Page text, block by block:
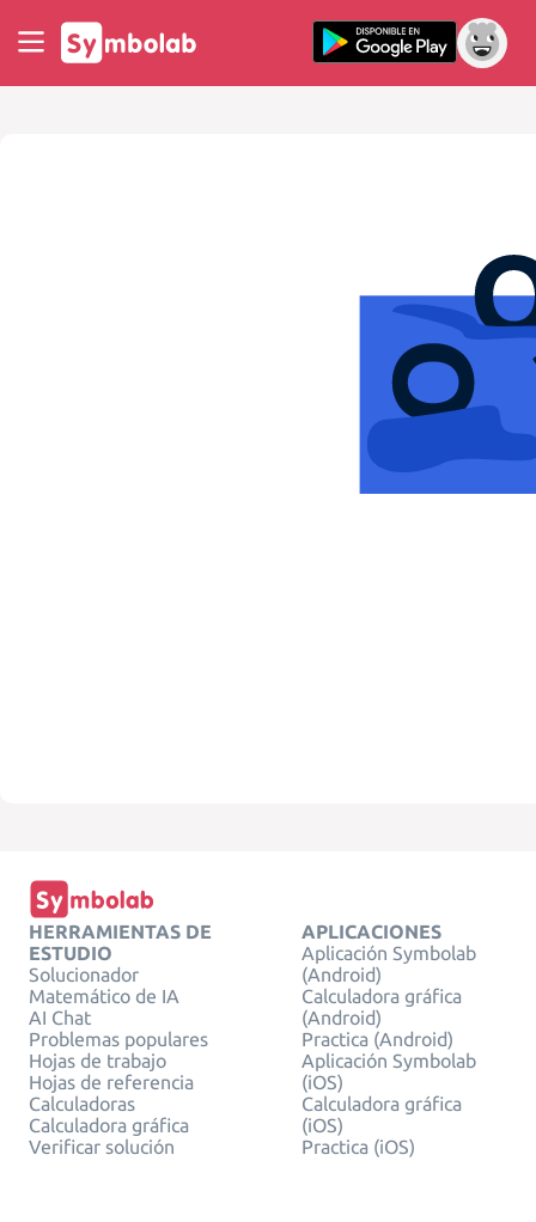
HERRAMIENTAS DE
ESTUDIO
Solucionador
Matemático de IA
AI Chat
Problemas populares
Hojas de trabajo
Hojas de referencia
Calculadoras
Calculadora gráfica
Verificar solución
APLICACIONES
Aplicación Symbolab
(Android)
Calculadora gráfica
(Android)
Practica (Android)
Aplicación Symbolab
(iOS)
Calculadora gráfica
(iOS)
Practica (iOS)